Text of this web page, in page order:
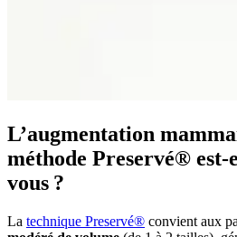
L’augmentation
méthode Preservé®
vous ?
La technique Preservé® convient aux